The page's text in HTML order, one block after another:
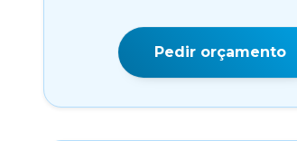
Pedir orçamento